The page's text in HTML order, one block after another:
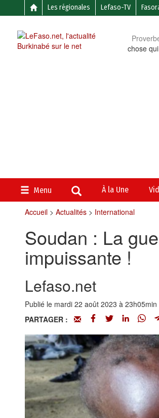
Les régionales Lefaso-TV
chose
Menu À la Une
Accueil> Actualités> International
Soudan : La
impuissante !
Lefaso.net
Publié le mardi 22 août 2023 à 23h05min
PARTAGER :